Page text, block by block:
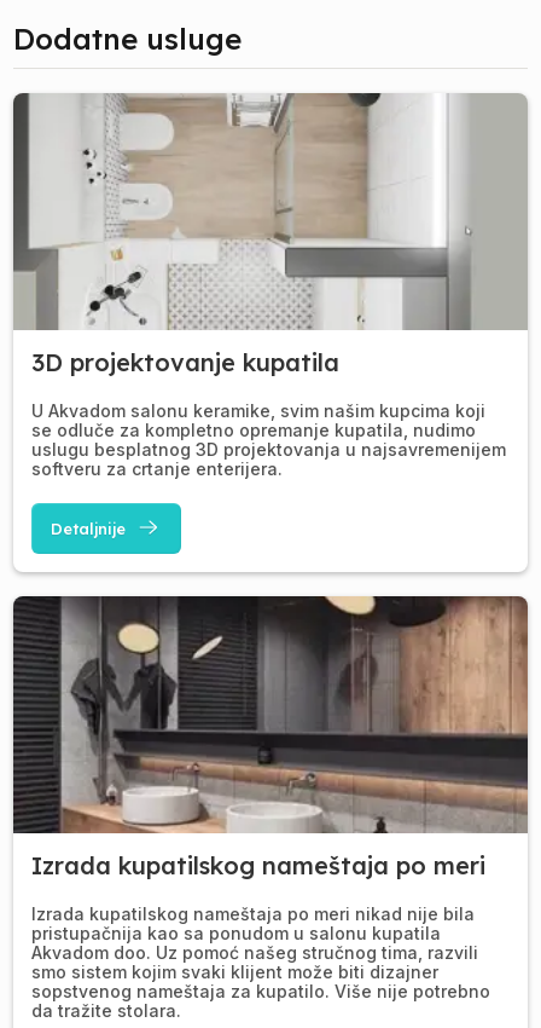
Dodatne usluge
3D projektovanje kupatila
U Akvadom salonu keramike, svim našim kupcima koji
se odluče za kompletno opremanje kupatila, nudimo
uslugu besplatnog 3D projektovanja u najsavremenijem
softveru za crtanje enterijera.
Detaljnije
Izrada kupatilskog nameštaja po meri
Izrada kupatilskog nameštaja po meri nikad nije bila
pristupačnija kao sa ponudom u salonu kupatila
Akvadom doo. Uz pomoć našeg stručnog tima, razvili
smo sistem kojim svaki klijent može biti dizajner
sopstvenog nameštaja za kupatilo. Više nije potrebno
da tražite stolara.